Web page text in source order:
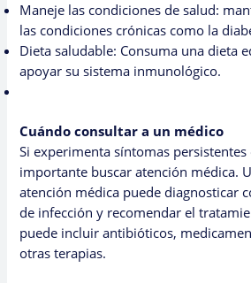
Maneje las condiciones de salud:
las condiciones crónicas como la
Dieta saludable: Consuma una dieta
apoyar su sistema inmunológico.
Cuándo consultar a un médico
Si experimenta síntomas persistentes
importante buscar atención médica.
atención médica puede diagnosticar
de infección y recomendar el
puede incluir antibióticos,
otras terapias.